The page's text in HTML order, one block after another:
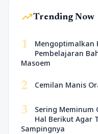
trending_upTrending Now
1
Mengoptimalkan
Pembelajaran
Masoem
2 Cemilan Manis
3
Sering Meminum
Hal Berikut Agar
Sampingnya